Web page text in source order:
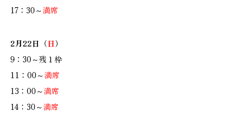
17：30～満席
2月22日（日）
9：30～残１枠
11：00～満席
13：00～満席
14：30～満席